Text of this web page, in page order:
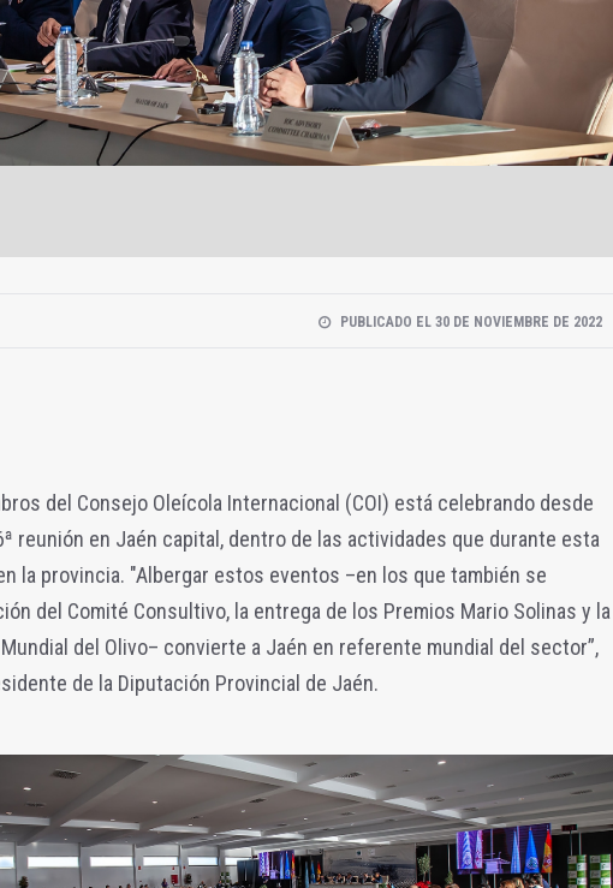
PUBLICADO EL 30 DE NOVIEMBRE DE 2022
del Consejo Oleícola Internacional (COI) está celebrando desde
reunión en Jaén capital, dentro de las actividades que durante esta
la provincia. "Albergar estos eventos –en los que también se
del Comité Consultivo, la entrega de los Premios Mario Solinas y la
del Olivo– convierte a Jaén en referente mundial del sector”,
de la Diputación Provincial de Jaén.